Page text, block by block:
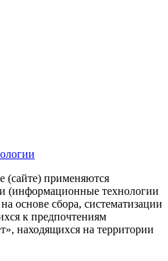
(сайте) применяются
(информационные технологии
основе сбора, систематизации
к предпочтениям
находящихся на территории